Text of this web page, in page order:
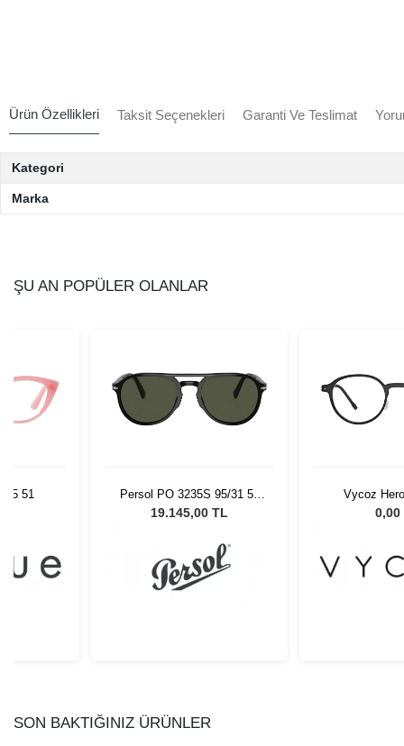
Ürün Özellikleri Taksit Seçenekleri Garanti Ve Teslimat
Kategori
Marka
ŞU AN POPÜLER OLANLAR
51
Persol PO 3235S 95/31 55
Unisex Güneş Gözlüğü
19.145,00 TL
Vycoz
0,00
SON BAKTIĞINIZ ÜRÜNLER